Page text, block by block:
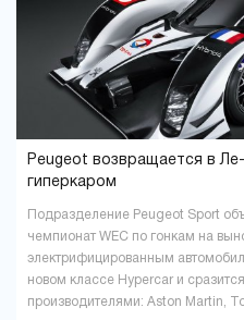
Peugeot возвращается в
гиперкаром
Подразделение Peugeot Sport
чемпионат WEC по гонкам на
электрифицированным
новом классе Hypercar и
производителями: Aston Martin,